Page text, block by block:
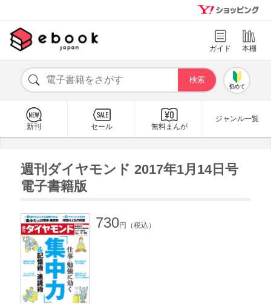
ガイド 本棚
初めて
新刊 セール 無料まんが
ジャンル一覧
週刊ダイヤモンド 2017年1月14日号
電子書籍版
730円（税込）